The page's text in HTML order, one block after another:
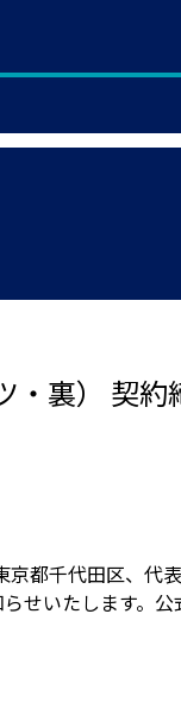
・裏） 契約
京都千代田区、代
せいたします。公